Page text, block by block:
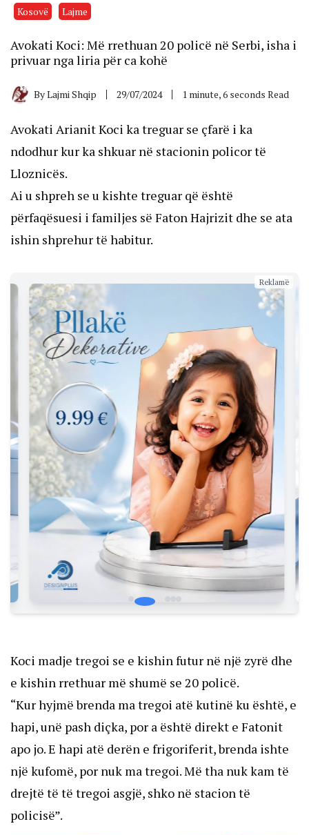
Kosovë Lajme
Avokati Koci: Më rrethuan 20 policë në Serbi, isha i
privuar nga liria për ca kohë
ByLajmi Shqip 29/07/2024 1 minute, 6 seconds Read
Avokati Arianit Koci ka treguar se çfarë i ka
ndodhur kur ka shkuar në stacionin policor të
Lloznicës.
Ai u shpreh se u kishte treguar që është
përfaqësuesi i familjes së Faton Hajrizit dhe se ata
ishin shprehur të habitur.
Reklamë
Koci madje tregoi se e kishin futur në një zyrë dhe
e kishin rrethuar më shumë se 20 policë.
“Kur hyjmë brenda ma tregoi atë kutinë ku është, e
hapi, unë pash diçka, por a është direkt e Fatonit
apo jo. E hapi atë derën e frigoriferit, brenda ishte
një kufomë, por nuk ma tregoi. Më tha nuk kam të
drejtë të të tregoi asgjë, shko në stacion të
policisë”.